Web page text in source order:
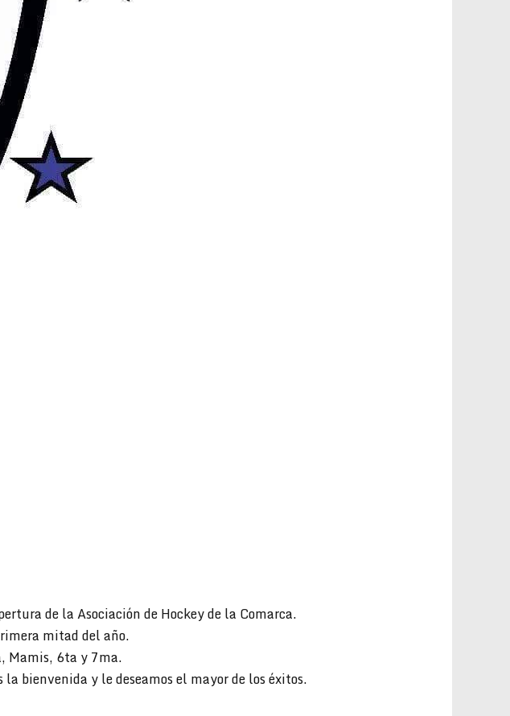
de la Asociación de Hockey de la Comarca.
mitad del año.
Mamis, 6ta y 7ma.
bienvenida y le deseamos el mayor de los éxitos.